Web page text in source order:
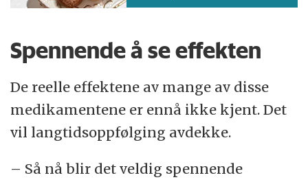
Spennende å se effekten
De reelle effektene av mange av disse
medikamentene er ennå ikke kjent. Det
vil langtidsoppfølging avdekke.
– Så nå blir det veldig spennende